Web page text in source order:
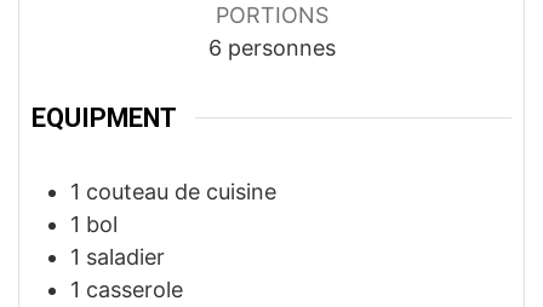
PORTIONS
6 personnes
EQUIPMENT
1 couteau de cuisine
1 bol
1 saladier
1 casserole